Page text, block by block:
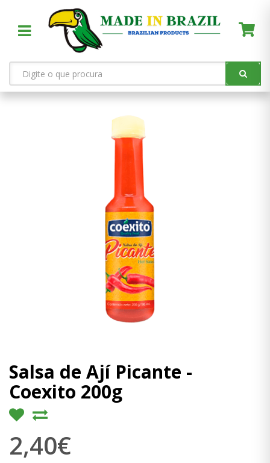
Salsa de Ají Picante -
Coexito 200g
2,40€